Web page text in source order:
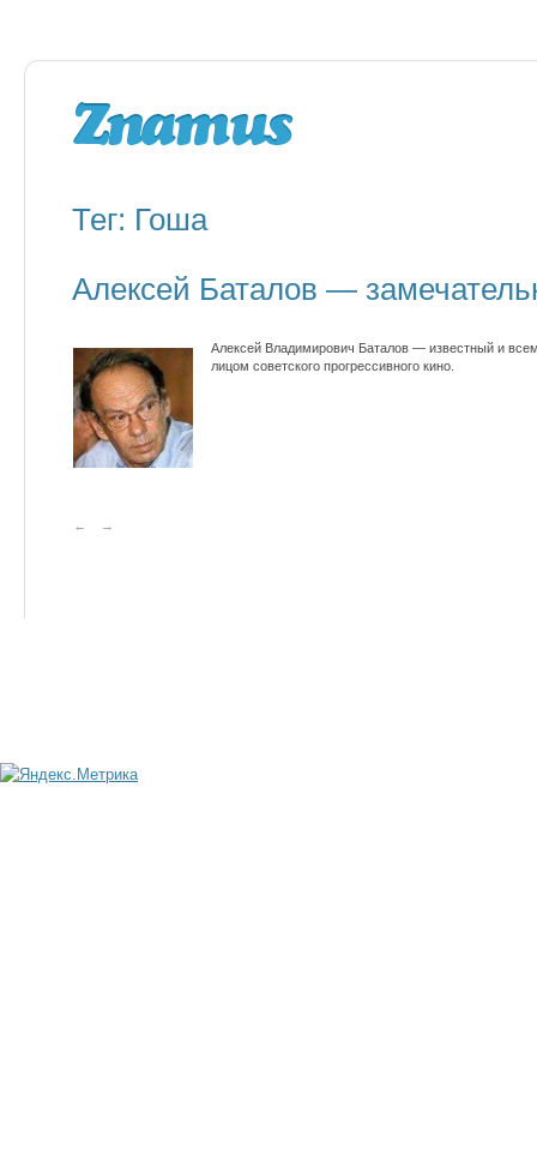
Тег: Гоша
Алексей Баталов —
Алексей Владимирович Баталов — известный и
лицом советского прогрессивного кино.
← →